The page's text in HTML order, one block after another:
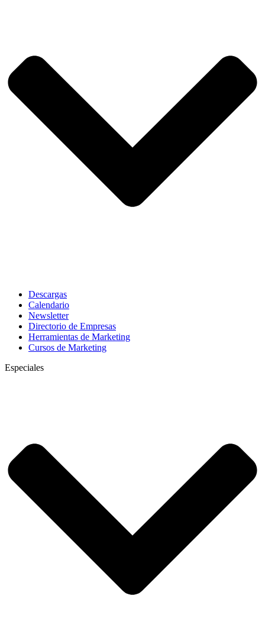
Descargas
Calendario
Newsletter
Directorio de Empresas
Herramientas de Marketing
Cursos de Marketing
Especiales